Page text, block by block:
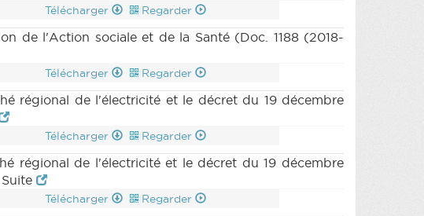
Télécharger Regarder
de l'Action sociale et de la Santé (Doc. 1188 (2018-
Télécharger Regarder
régional de l'électricité et le décret du 19 décembre
Télécharger Regarder
régional de l'électricité et le décret du 19 décembre
Télécharger Regarder